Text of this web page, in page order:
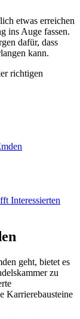
etwas erreichen
ins Auge fassen.
dafür, dass
kann.
richtigen
Interessierten
geht, bietet es
zu
Karrierebausteine